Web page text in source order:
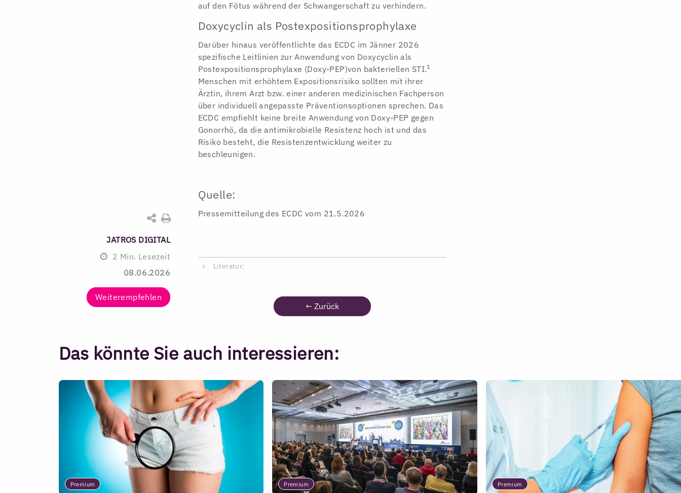
JATROS DIGITAL
2 Min. Lesezeit
08.06.2026
Weiterempfehlen
auf den Fötus während der Schwangerschaft zu verhindern.
Doxycyclin als Postexpositionsprophylaxe
Darüber hinaus veröffentlichte das ECDC im Jänner 2026
spezifische Leitlinien zur Anwendung von Doxycyclin als
Postexpositionsprophylaxe (Doxy-PEP)von bakteriellen STI.1
Menschen mit erhöhtem Expositionsrisiko sollten mit ihrer
Ärztin, ihrem Arzt bzw. einer anderen medizinischen Fachperson
über individuell angepasste Präventionsoptionen sprechen. Das
ECDC empfiehlt keine breite Anwendung von Doxy-PEP gegen
Gonorrhö, da die antimikrobielle Resistenz hoch ist und das
Risiko besteht, die Resistenzentwicklung weiter zu
beschleunigen.
Quelle:
Pressemitteilung des ECDC vom 21.5.2026
Literatur:
← Zurück
Das könnte Sie auch interessieren:
Premium Premium Premium